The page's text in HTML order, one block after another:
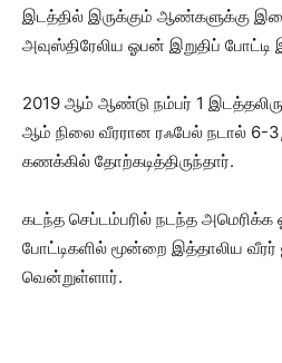
இடத்தில் இருக்கும் ஆண்களுக்கு
அவுஸ்திரேலிய ஓபன் இறுதிப் போட்டி
2019 ஆம் ஆண்டு நம்பர் 1
ஆம் நிலை வீரரான ரஃபேல் நடால் 6-
கணக்கில் தோற்கடித்திருந்தார்.
கடந்த செப்டம்பரில் நடந்த அமெரிக்க
போட்டிகளில் மூன்றை இத்தாலிய
வென்றுள்ளார்.